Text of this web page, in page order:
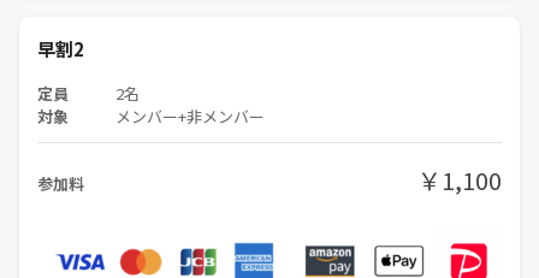
早割2
定員 2名
対象 メンバー+非メンバー
参加料 ￥1,100